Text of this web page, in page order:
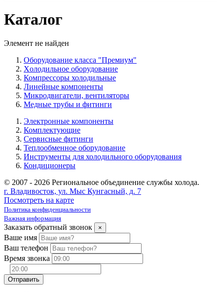
Каталог
Элемент не найден
Оборудование класса "Премиум"
Xолодильное оборудование
Компрессоры холодильные
Линейные компоненты
Микродвигатели, вентиляторы
Медные трубы и фитинги
Электронные компоненты
Комплектующие
Сервисные фитинги
Теплообменное оборудование
Инструменты для холодильного оборудования
Кондиционеры
© 2007 - 2026 Региональное объединение службы холода.
г. Владивосток, ул. Мыс Кунгасный, д. 7
Посмотреть на карте
Политика конфиденциальности
Важная информация
Заказать обратный звонок ×
Ваше имя
Ваш телефон
Время звонка